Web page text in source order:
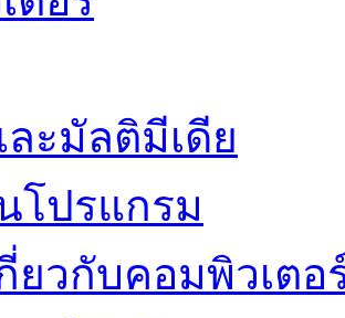
ะมัลติมีเดีย
โปรแกรม
ยวกับคอมพิวเตอ